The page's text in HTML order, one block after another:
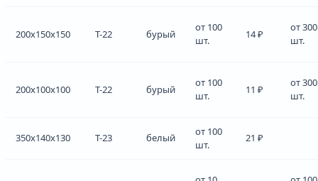
200x150x150 Т-22 бурый
от 100
шт.
14 ₽
от 300
шт.
200x100x100 Т-22 бурый
от 100
шт.
11 ₽
от 300
шт.
350x140x130 Т-23 белый
от 100
шт.
21 ₽